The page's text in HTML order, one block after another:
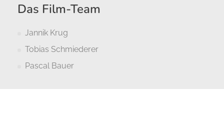
Das Film-Team
Jannik Krug
Tobias Schmiederer
Pascal Bauer